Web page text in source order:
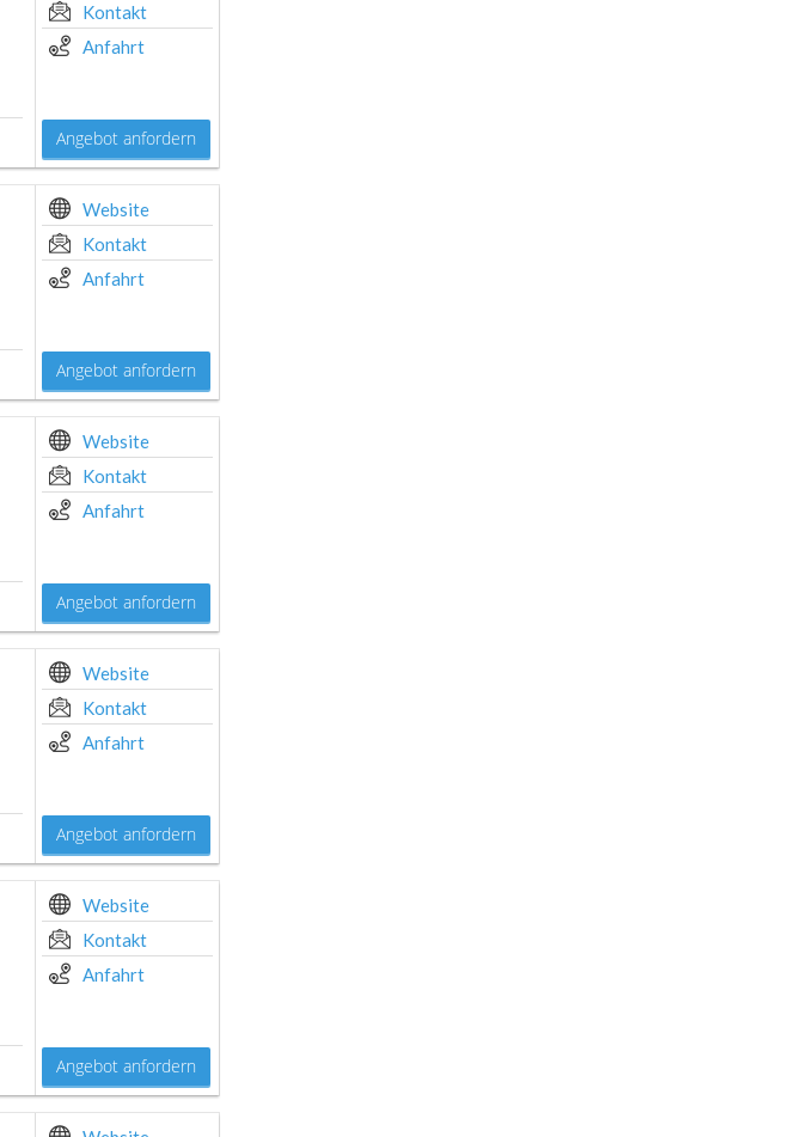
Kontakt
Anfahrt
Angebot anfordern
Website
Kontakt
Anfahrt
Angebot anfordern
Website
Kontakt
Anfahrt
Angebot anfordern
Website
Kontakt
Anfahrt
Angebot anfordern
Website
Kontakt
Anfahrt
Angebot anfordern